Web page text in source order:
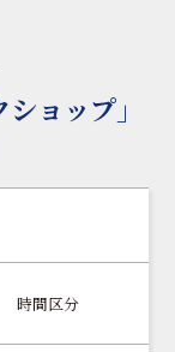
ョップ」
時間区分